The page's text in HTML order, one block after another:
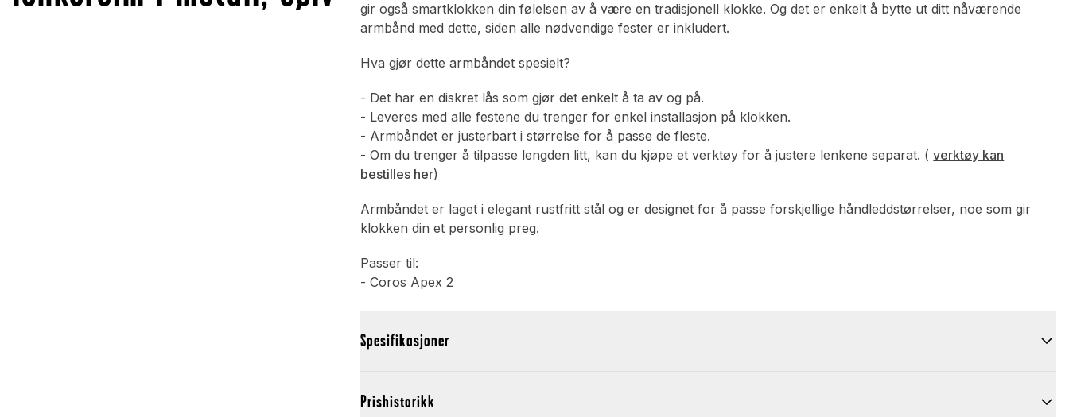
gir også smartklokken din følelsen av å være en tradisjonell klokke. Og det er enkelt å bytte ut ditt nåværende
armbånd med dette, siden alle nødvendige fester er inkludert.
Hva gjør dette armbåndet spesielt?
- Det har en diskret lås som gjør det enkelt å ta av og på.
- Leveres med alle festene du trenger for enkel installasjon på klokken.
- Armbåndet er justerbart i størrelse for å passe de fleste.
- Om du trenger å tilpasse lengden litt, kan du kjøpe et verktøy for å justere lenkene separat. (verktøy kan
bestilles her)
Armbåndet er laget i elegant rustfritt stål og er designet for å passe forskjellige håndleddstørrelser, noe som gir
klokken din et personlig preg.
Passer til:
- Coros Apex 2
Spesifikasjoner
Prishistorikk